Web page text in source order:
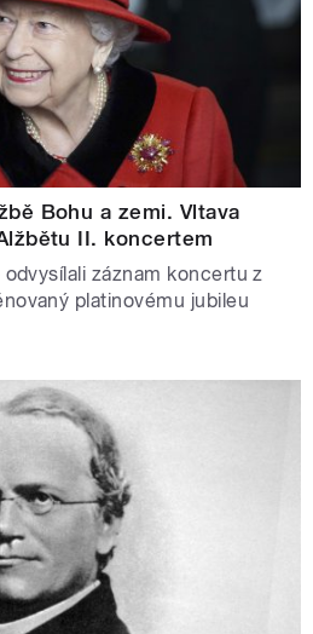
Bohu a zemi. Vltava
II. koncertem
záznam koncertu z
platinovému jubileu